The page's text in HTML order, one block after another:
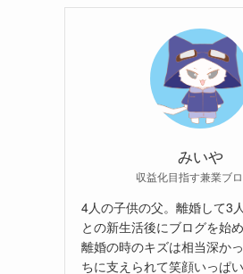
みいや
収益化目指す兼業ブ
4人の子供の父。離婚して3
との新生活後にブログを始
離婚の時のキズは相当深か
ちに支えられて笑顔いっぱ